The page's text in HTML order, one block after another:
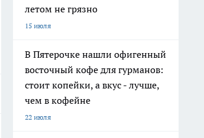
летом не грязно
15 июля
В Пятерочке нашли офигенный
восточный кофе для гурманов:
стоит копейки, а вкус - лучше,
чем в кофейне
22 июля